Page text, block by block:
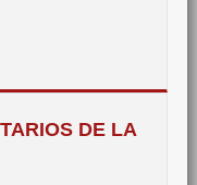
DE LA